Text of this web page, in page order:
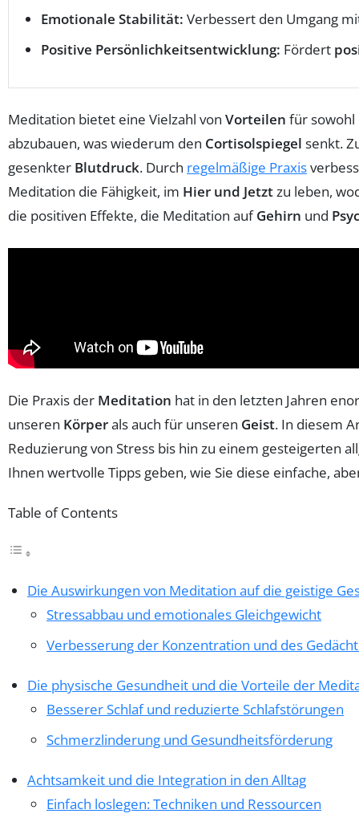
Emotionale Stabilität: Verbessert den Umgang
Positive Persönlichkeitsentwicklung: Fördert
Meditation bietet eine Vielzahl von Vorteilen für
abzubauen, was wiederum den Cortisolspiegel senkt.
gesenkter Blutdruck. Durch regelmäßige Praxis
Meditation die Fähigkeit, im Hier und Jetztzu leben,
die positiven Effekte, die Meditation aufGehirn und
Die Praxis der Meditation hat in den letzten Jahren
unseren Körperals auch für unseren Geist. In diesem
Reduzierung von Stress bis hin zu einem gesteigerten
Ihnen wertvolle Tipps geben, wie Sie diese einfache,
Table of Contents
Die Auswirkungen von Meditation auf die geistige
Stressabbau und emotionales Gleichgewicht
Verbesserung der Konzentration und des
Die physische Gesundheit und die Vorteile der
Besserer Schlaf und reduzierte Schlafstörungen
Schmerzlinderung und Gesundheitsförderung
Achtsamkeit und die Integration in den Alltag
Einfach loslegen: Techniken und Ressourcen